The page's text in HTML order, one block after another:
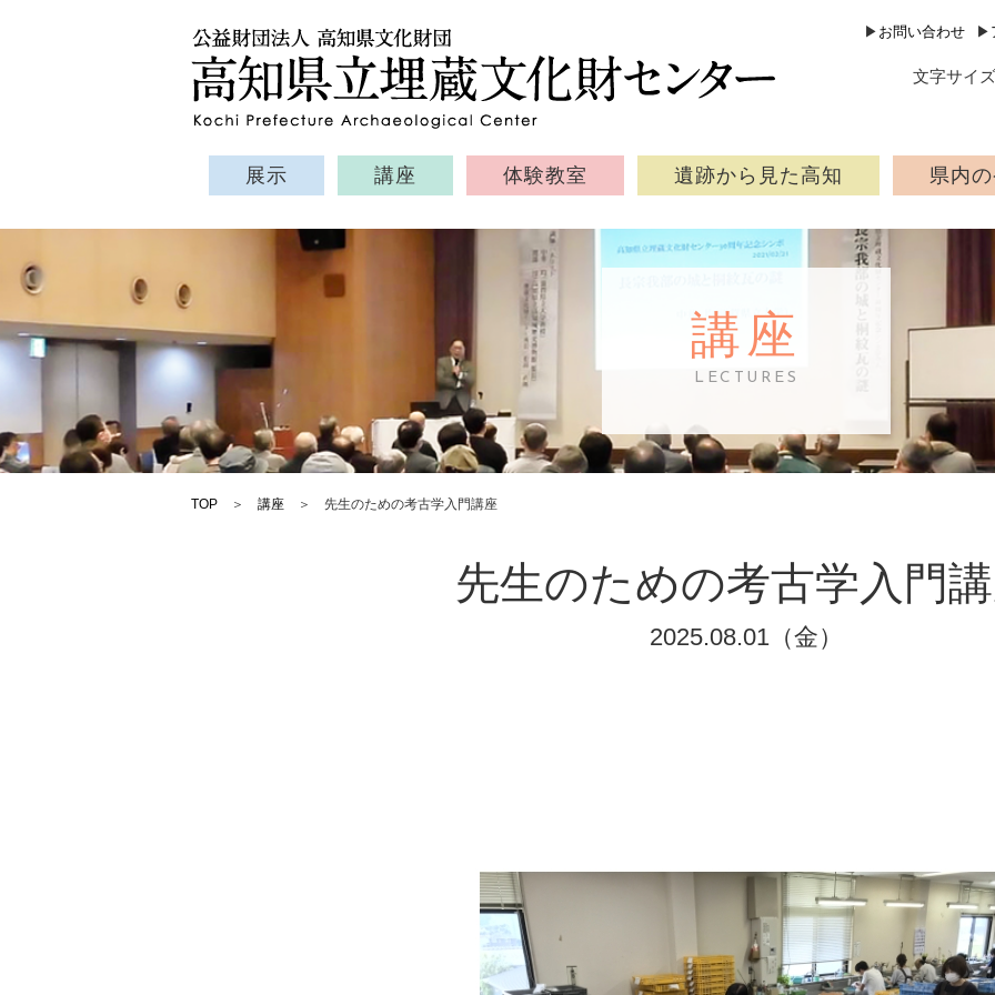
公益財団法人 高知県
▶ お問い合わせ ▶
文字サイズ
展示 講座 体験教室 遺跡から見た高知 県内
講座
LECTURES
TOP ＞ 講座 ＞ 先生のための考古学入門講座
先生のための考古学入門
2025.08.01（金）